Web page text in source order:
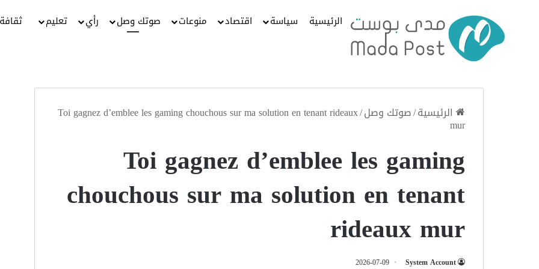
الرئيسية سياسة اقتصاد منوعات صوتك وصل رأي تعليم ثقافة
الرئيسية/صوتك وصل/
Toi gagnez d’emblee les gaming chouchous sur ma solution en tenant rideaux
mur
Toi gagnez d’emblee les gaming
chouchous sur ma solution en tenant
rideaux mur
System Account
2026-07-09